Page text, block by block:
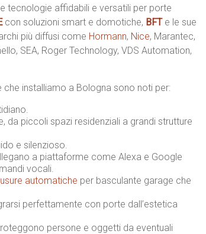
tecnologie affidabili e versatili per porte
con soluzioni smart e domotiche, BFT e le sue
più diffusi come Hormann, Nice, Marantec,
SEA, Roger Technology, VDS Automation,
installiamo a Bologna sono noti per:
da piccoli spazi residenziali a grandi strutture
e silenzioso.
a piattaforme come Alexa e Google
vocali.
automatiche per basculante garage che
perfettamente con porte dall’estetica
persone e oggetti da eventuali